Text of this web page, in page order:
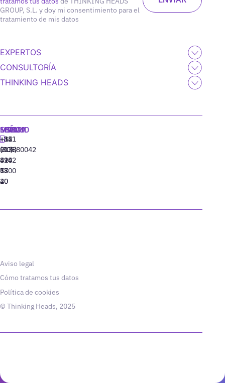
GROUP, S.L. y doy mi consentimiento para el
tratamiento de mis datos
EXPERTOS
CONSULTORÍA
THINKING HEADS
MADRID
+34
91
310
77
40
MIAMI
+1
(305)
424
13
20
SEÚL
+82
(10)
8942
6800
LISBOA
‪+351
213880042
Aviso legal
Cómo tratamos tus datos
Política de cookies
© Thinking Heads, 2025